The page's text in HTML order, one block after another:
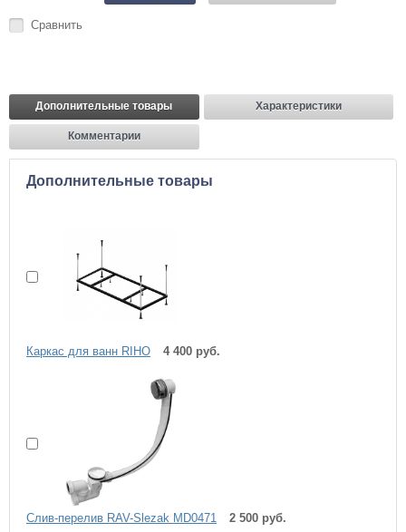
Сравнить
Дополнительные товары Характеристики
Комментарии
Дополнительные товары
Каркас для ванн RIHO 4 400 руб.
Слив-перелив RAV-Slezak MD0471 2 500 руб.